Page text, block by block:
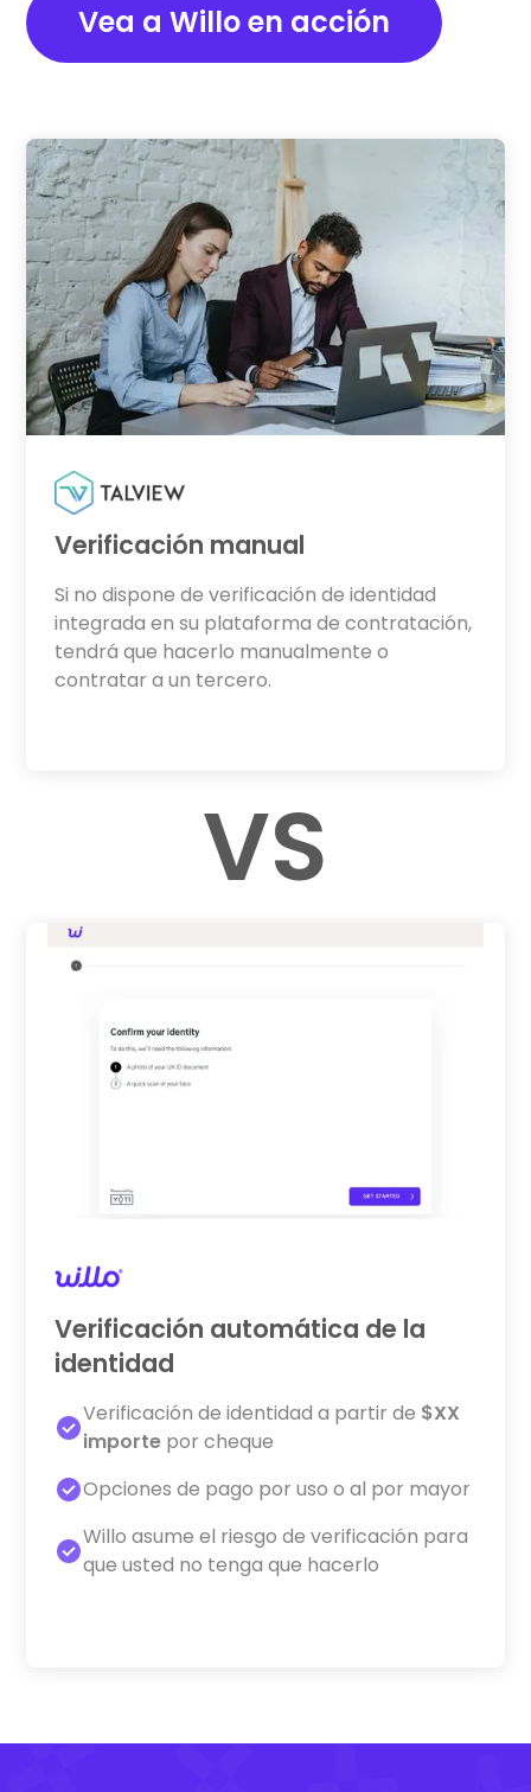
Vea a Willo en acción
Verificación manual
Si no dispone de verificación de identidad
integrada en su plataforma de contratación,
tendrá que hacerlo manualmente o
contratar a un tercero.
VS
Verificación automática de la
identidad
Verificación de identidad a partir de $XX
importe por cheque
Opciones de pago por uso o al por mayor
Willo asume el riesgo de verificación para
que usted no tenga que hacerlo